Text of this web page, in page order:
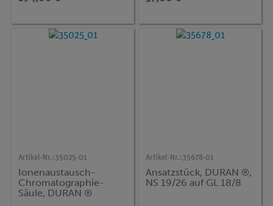
Artikel-Nr.:35025-01
Ionenaustausch-
Chromatographie-
Säule, DURAN ®
Artikel-Nr.:35678-01
Ansatzstück, DURAN ®,
NS 19/26 auf GL 18/8